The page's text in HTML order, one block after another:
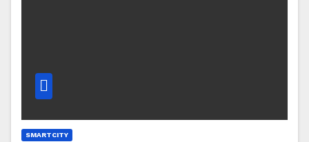
SMARTCITY